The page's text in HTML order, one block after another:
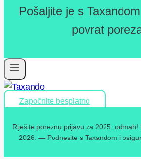
Pošaljite je s
povrat
Započnite besplatno
Riješite poreznu prijavu za 2025. odmah!
2026. — Podnesite s Taxandom i